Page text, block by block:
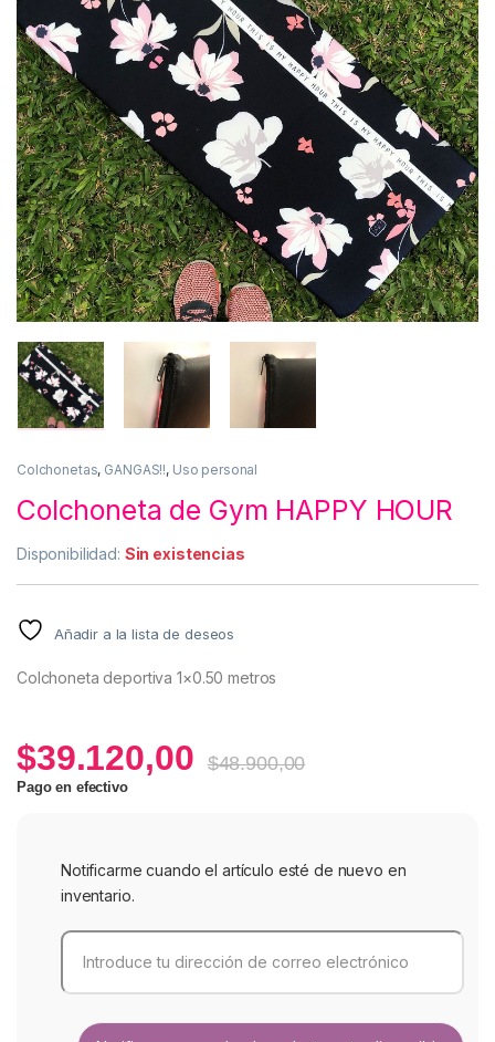
Colchonetas, GANGAS!!, Uso personal
Colchoneta de Gym HAPPY HOUR
Disponibilidad: Sin existencias
Añadir a la lista de deseos
Colchoneta deportiva 1×0.50 metros
$39.120,00 $48.900,00
Pago en efectivo
Notificarme cuando el artículo esté de nuevo en
inventario.